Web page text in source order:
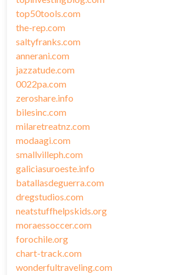
top50tools.com
the-rep.com
saltyfranks.com
annerani.com
jazzatude.com
0022pa.com
zeroshare.info
bilesinc.com
milaretreatnz.com
modaagi.com
smallvilleph.com
galiciasuroeste.info
batallasdeguerra.com
dregstudios.com
neatstuffhelpskids.org
moraessoccer.com
forochile.org
chart-track.com
wonderfultraveling.com